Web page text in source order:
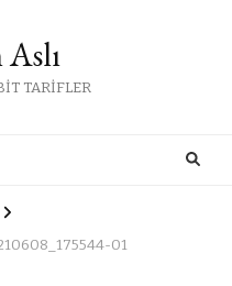
TARİFLER
01